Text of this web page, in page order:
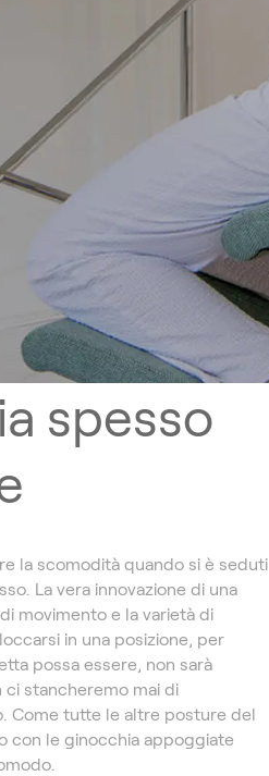
spesso
la scomodità quando si è seduti
La vera innovazione di una
movimento e la varietà di
in una posizione, per
possa essere, non sarà
stancheremo mai di
Come tutte le altre posture del
con le ginocchia appoggiate